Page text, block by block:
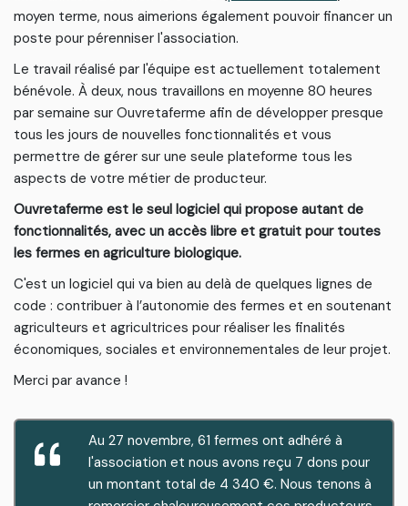
moyen terme, nous aimerions également pouvoir financer un
poste pour pérenniser l'association.
Le travail réalisé par l'équipe est actuellement totalement
bénévole. À deux, nous travaillons en moyenne 80 heures
par semaine sur Ouvretaferme afin de développer presque
tous les jours de nouvelles fonctionnalités et vous
permettre de gérer sur une seule plateforme tous les
aspects de votre métier de producteur.
Ouvretaferme est le seul logiciel qui propose autant de
fonctionnalités, avec un accès libre et gratuit pour toutes
les fermes en agriculture biologique.
C'est un logiciel qui va bien au delà de quelques lignes de
code : contribuer à l’autonomie des fermes et en soutenant
agriculteurs et agricultrices pour réaliser les finalités
économiques, sociales et environnementales de leur projet.
Merci par avance !
Au 27 novembre, 61 fermes ont adhéré à
l'association et nous avons reçu 7 dons pour
un montant total de 4 340 €. Nous tenons à